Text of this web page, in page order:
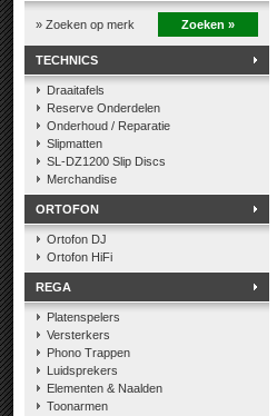
» Zoeken op merk Zoeken »
TECHNICS
Draaitafels
Reserve Onderdelen
Onderhoud / Reparatie
Slipmatten
SL-DZ1200 Slip Discs
Merchandise
ORTOFON
Ortofon DJ
Ortofon HiFi
REGA
Platenspelers
Versterkers
Phono Trappen
Luidsprekers
Elementen & Naalden
Toonarmen